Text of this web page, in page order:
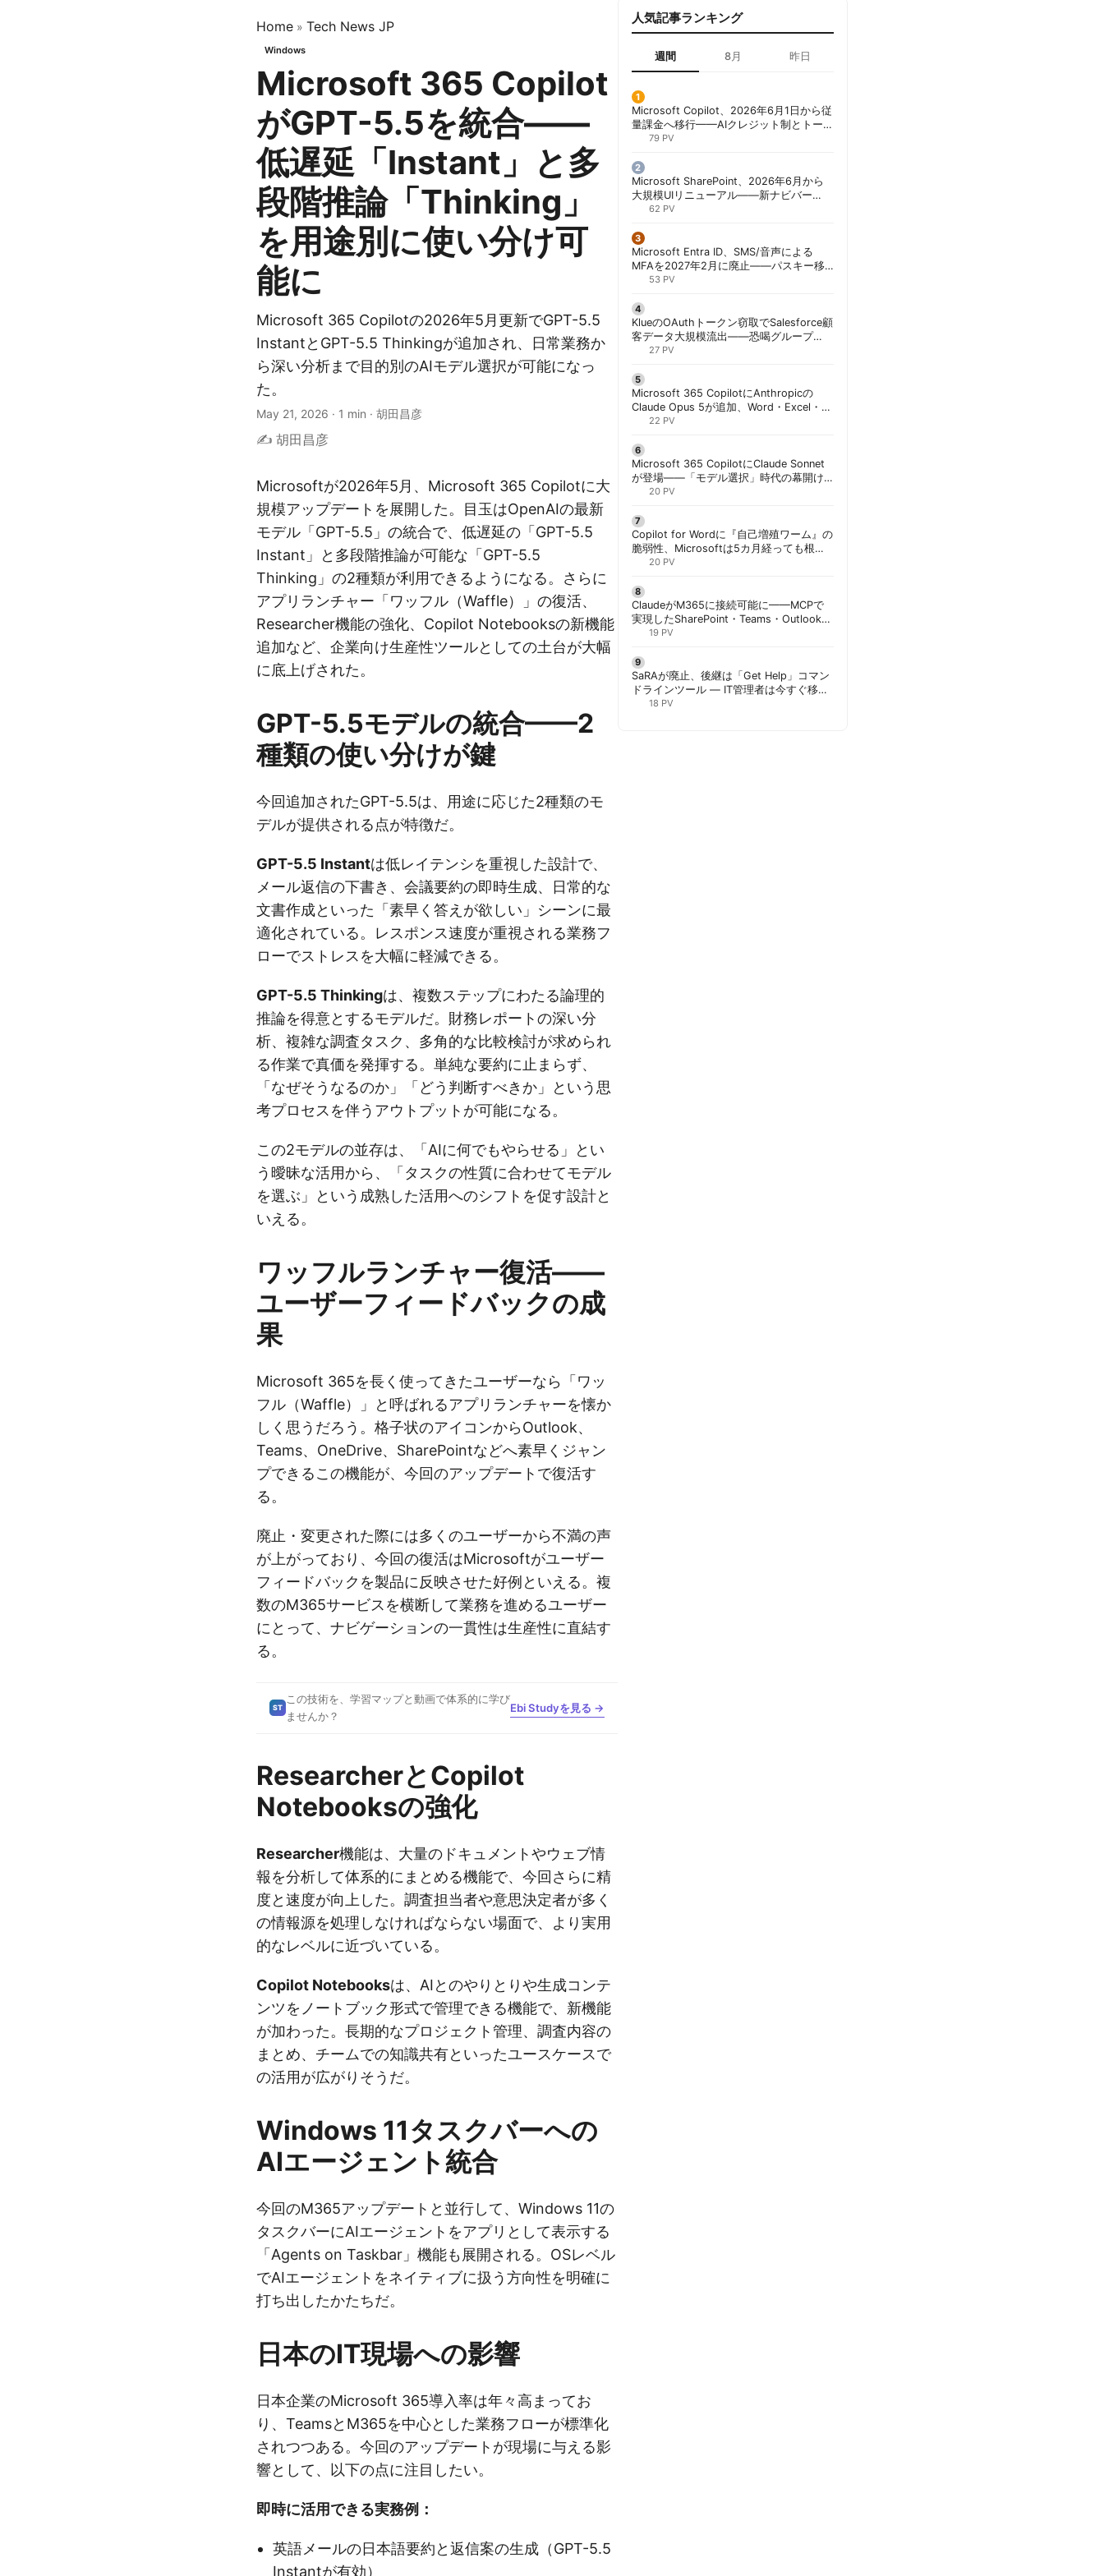
Home » Tech News JP
Windows
Microsoft 365 Copilot
がGPT-5.5を統合——
低遅延「Instant」と多
段階推論「Thinking」
を用途別に使い分け可
能に
Microsoft 365 Copilotの2026年5月更新でGPT-5.5
InstantとGPT-5.5 Thinkingが追加され、日常業務か
ら深い分析まで目的別のAIモデル選択が可能になっ
た。
May 21, 2026 · 1 min · 胡田昌彦
✍️ 胡田昌彦
Microsoftが2026年5月、Microsoft 365 Copilotに大
規模アップデートを展開した。目玉はOpenAIの最新
モデル「GPT-5.5」の統合で、低遅延の「GPT-5.5
Instant」と多段階推論が可能な「GPT-5.5
Thinking」の2種類が利用できるようになる。さらに
アプリランチャー「ワッフル（Waffle）」の復活、
Researcher機能の強化、Copilot Notebooksの新機能
追加など、企業向け生産性ツールとしての土台が大幅
に底上げされた。
GPT-5.5モデルの統合——2
種類の使い分けが鍵
今回追加されたGPT-5.5は、用途に応じた2種類のモ
デルが提供される点が特徴だ。
GPT-5.5 Instantは低レイテンシを重視した設計で、
メール返信の下書き、会議要約の即時生成、日常的な
文書作成といった「素早く答えが欲しい」シーンに最
適化されている。レスポンス速度が重視される業務フ
ローでストレスを大幅に軽減できる。
GPT-5.5 Thinkingは、複数ステップにわたる論理的
推論を得意とするモデルだ。財務レポートの深い分
析、複雑な調査タスク、多角的な比較検討が求められ
る作業で真価を発揮する。単純な要約に止まらず、
「なぜそうなるのか」「どう判断すべきか」という思
考プロセスを伴うアウトプットが可能になる。
この2モデルの並存は、「AIに何でもやらせる」とい
う曖昧な活用から、「タスクの性質に合わせてモデル
を選ぶ」という成熟した活用へのシフトを促す設計と
いえる。
ワッフルランチャー復活——
ユーザーフィードバックの成
果
Microsoft 365を長く使ってきたユーザーなら「ワッ
フル（Waffle）」と呼ばれるアプリランチャーを懐か
しく思うだろう。格子状のアイコンからOutlook、
Teams、OneDrive、SharePointなどへ素早くジャン
プできるこの機能が、今回のアップデートで復活す
る。
廃止・変更された際には多くのユーザーから不満の声
が上がっており、今回の復活はMicrosoftがユーザー
フィードバックを製品に反映させた好例といえる。複
数のM365サービスを横断して業務を進めるユーザー
にとって、ナビゲーションの一貫性は生産性に直結す
る。
ST
この技術を、学習マップと動画で体系的に学び
ませんか？
Ebi Studyを見る →
ResearcherとCopilot
Notebooksの強化
Researcher機能は、大量のドキュメントやウェブ情
報を分析して体系的にまとめる機能で、今回さらに精
度と速度が向上した。調査担当者や意思決定者が多く
の情報源を処理しなければならない場面で、より実用
的なレベルに近づいている。
Copilot Notebooksは、AIとのやりとりや生成コンテ
ンツをノートブック形式で管理できる機能で、新機能
が加わった。長期的なプロジェクト管理、調査内容の
まとめ、チームでの知識共有といったユースケースで
の活用が広がりそうだ。
Windows 11タスクバーへの
AIエージェント統合
今回のM365アップデートと並行して、Windows 11の
タスクバーにAIエージェントをアプリとして表示する
「Agents on Taskbar」機能も展開される。OSレベル
でAIエージェントをネイティブに扱う方向性を明確に
打ち出したかたちだ。
日本のIT現場への影響
日本企業のMicrosoft 365導入率は年々高まってお
り、TeamsとM365を中心とした業務フローが標準化
されつつある。今回のアップデートが現場に与える影
響として、以下の点に注目したい。
即時に活用できる実務例：
英語メールの日本語要約と返信案の生成（GPT-5.5
Instantが有効）
人気記事ランキング
週間 8月 昨日
Microsoft Copilot、2026年6月1日から従
量課金へ移行——AIクレジット制とトーク
ンコストで「メーターショック」を回避
79 PV
Microsoft SharePoint、2026年6月から
大規模UIリニューアル——新ナビバー
「Discover/Publish/Build」とAI機能を段
62 PV
Microsoft Entra ID、SMS/音声による
MFAを2027年2月に廃止——パスキー移
行が既定に | 胡田昌彦
53 PV
KlueのOAuthトークン窃取でSalesforce顧
客データ大規模流出——恐喝グループ
「Icarus」が犯行声明 | 胡田昌彦
27 PV
Microsoft 365 CopilotにAnthropicの
Claude Opus 5が追加、Word・Excel・
PowerPointで選択可能に | 胡田昌彦
22 PV
Microsoft 365 CopilotにClaude Sonnet
が登場——「モデル選択」時代の幕開け
と管理者が知るべき注意点 | 胡田昌彦
20 PV
Copilot for Wordに『自己増殖ワーム』の
脆弱性、Microsoftは5カ月経っても根本
対策できず | 胡田昌彦
20 PV
ClaudeがM365に接続可能に——MCPで
実現したSharePoint・Teams・Outlook連
携、セキュリティと実務への影響を読み
19 PV
SaRAが廃止、後継は「Get Help」コマン
ドラインツール — IT管理者は今すぐ移行
計画を | 胡田昌彦
18 PV